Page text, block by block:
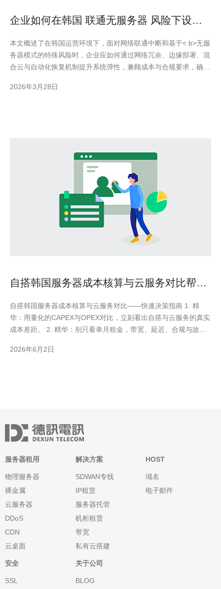
企业如何在韩国 联通无服务器 风险下设计
本文概述了在韩国运营环境下，面对网络联通中断和基于< b>无服
务器模式的特殊风险时，企业应如何通过网络冗余、边缘部署、混
合云与自动化恢复机制提升系统弹性，兼顾成本与合规要求，确保
和< b>无服务器相关的特殊风险？ 韩国作为数字化程度很高的市
2026年3月28日
自搭韩国服务器成本核算与云服务对比帮你
自搭韩国服务器成本核算与云服务对比——快速决策指南 1. 精
华：用量化的CAPEX与OPEX对比，立刻看出自搭与云服务的真实
成本差距。 2. 精华：别只看单月租金，带宽、延迟、合规与故障
和择优建议，适用于电商、游戏、SaaS与内容分发场景。 在决定
2026年6月2日
服务器租用
物理服务器
裸金属
云服务器
DDoS
CDN
云桌面
解决方案
SDWAN专线
IP租赁
服务器托管
机柜租赁
带宽
私有云搭建
HOST
域名
电子邮件
安全
SSL
关于公司
BLOG